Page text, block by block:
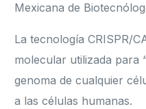
Mexicana de
La tecnología CRISPR/
molecular utilizada para
genoma de cualquier
a las células humanas.